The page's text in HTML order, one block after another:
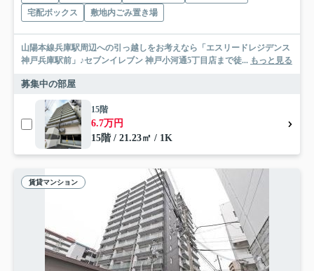
宅配ボックス
敷地内ごみ置き場
山陽本線兵庫駅周辺への引っ越しをお考えなら「エスリードレジデンス
神戸兵庫駅前」♪セブンイレブン 神戸小河通5丁目店まで徒... もっと見る
募集中の部屋
15階
6.7万円
15階 / 21.23㎡ / 1K
賃貸マンション